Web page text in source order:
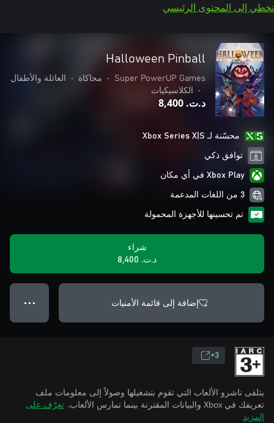
تخطي إلى المحتوى الرئيسي
Halloween Pinball
Super PowerUP Games
• محاكاة •
العائلة والأطفال
•
الكلاسيكيات
د.ت.‏ 8,400
محسّنة لـ Xbox Series X|S
توافق ذكي
Xbox Play في أي مكان
3 من اللغات المدعمة
تم تحسينها للأجهزة المحمولة
شراء
د.ت.‏ 8,400
إضافة إلى قائمة الأمنيات ● ● ●
3+
يتلقى ناشرو الألعاب التي تقوم بتشغيلها وصولاً إلى معلومات ملف
تعريفك في Xbox والبيانات المقترنة بينما تمارس الألعاب.
تعرّف على
المزيد